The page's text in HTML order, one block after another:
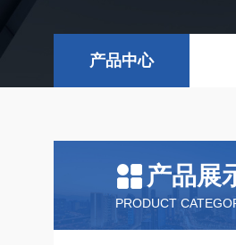
产品中心
产品展
PRODUCT